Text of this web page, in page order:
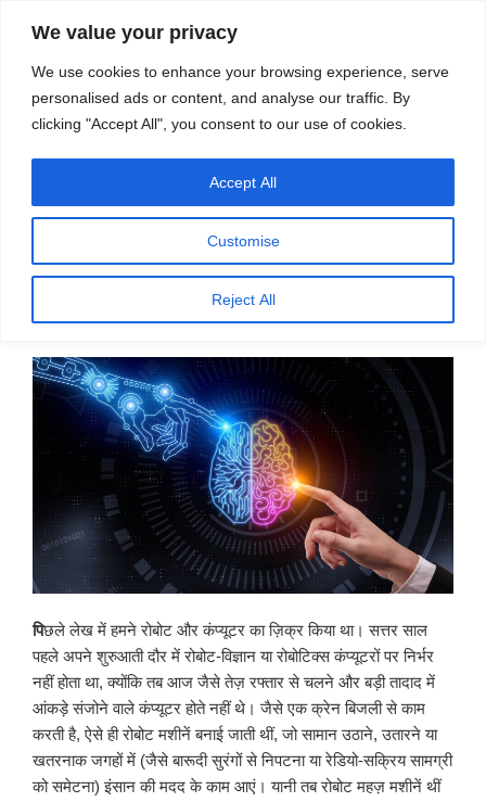
We value your privacy
We use cookies to enhance your browsing experience, serve
personalised ads or content, and analyse our traffic. By
clicking "Accept All", you consent to our use of cookies.
Customise
Reject All
Accept All
स्रोत
मेनू
अक्टूबर 31, 2022पर
प्रकाशित
गया
आर्टिफिशियल इंटेलिजेंस (एआई) यानी कृत्रिम बुद्धि – 2
– हरजिंदर सिंह ‘लाल्टू’
पिछले लेख में हमने रोबोट और कंप्यूटर का ज़िक्र किया था। सत्तर साल
पहले अपने शुरुआती दौर में रोबोट-विज्ञान या रोबोटिक्स कंप्यूटरों पर निर्भर
नहीं होता था, क्योंकि तब आज जैसे तेज़ रफ्तार से चलने और बड़ी तादाद में
आंकड़े संजोने वाले कंप्यूटर होते नहीं थे। जैसे एक क्रेन बिजली से काम
करती है, ऐसे ही रोबोट मशीनें बनाई जाती थीं, जो सामान उठाने, उतारने या
खतरनाक जगहों में (जैसे बारूदी सुरंगों से निपटना या रेडियो-सक्रिय सामग्री
को समेटना) इंसान की मदद के काम आएं। यानी तब रोबोट महज़ मशीनें थीं